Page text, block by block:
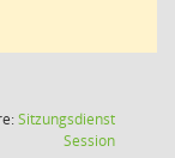
Sitzungsdienst
Session(Wird in